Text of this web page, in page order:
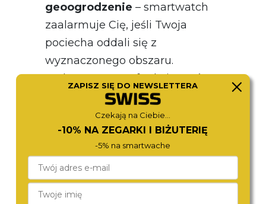
geoogrodzenie – smartwatch
zaalarmuje Cię, jeśli Twoja
pociecha oddali się z
wyznaczonego obszaru.
Wykorzystasz tę funkcję zarówno
wtedy, gdy dziecko samo bawi się
w ogrodzie – zegarek poinformuje,
gdy wyjdzie poza posesję – jak i
podczas jego pobytu poza
domem, na przykład,
kiedy odwiedza sąsiadów lub
ZAPISZ SIĘ DO NEWSLETTERA
Czekają na Ciebie...
-10% NA ZEGARKI I BIŻUTERIĘ
-5% na smartwache